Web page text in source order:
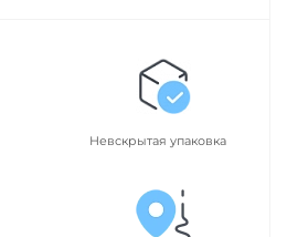
Невскрытая упаковка